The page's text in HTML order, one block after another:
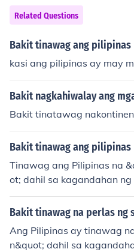
Related Questions
Bakit tinawag ang pilipinas
kasi ang pilipinas ay may
Bakit nagkahiwalay ang
Bakit tinatawag
Bakit tinawag ang pilipinas
Tinawag ang Pilipinas na
ot; dahil sa kagandahan
lo na ang mga pulo at
corals at iba pang yaman
ng bansa, na nagbigay-
Bakit tinawag na perlas ng
Ang Pilipinas ay tinawag
n&quot; dahil sa